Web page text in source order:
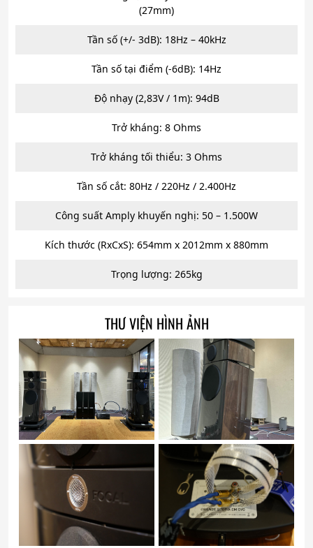
(27mm)
Tần số (+/- 3dB): 18Hz – 40kHz
Tần số tại điểm (-6dB): 14Hz
Độ nhạy (2,83V / 1m): 94dB
Trở kháng: 8 Ohms
Trở kháng tối thiểu: 3 Ohms
Tần số cắt: 80Hz / 220Hz / 2.400Hz
Công suất Amply khuyến nghị: 50 – 1.500W
Kích thước (RxCxS): 654mm x 2012mm x 880mm
Trọng lượng: 265kg
THƯ VIỆN HÌNH ẢNH